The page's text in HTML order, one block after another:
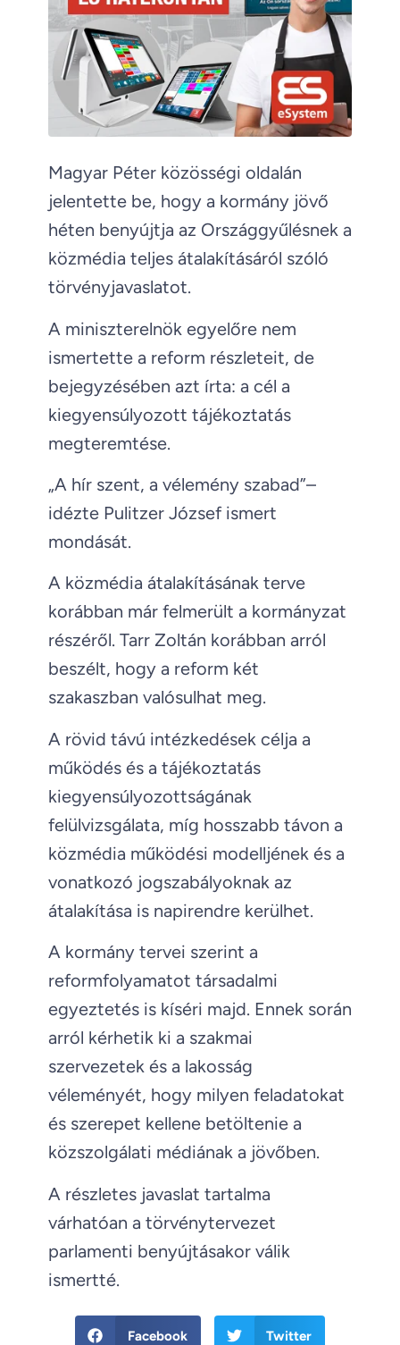
Magyar Péter közösségi oldalán
jelentette be, hogy a kormány jövő
héten benyújtja az Országgyűlésnek a
közmédia teljes átalakításáról szóló
törvényjavaslatot.
A miniszterelnök egyelőre nem
ismertette a reform részleteit, de
bejegyzésében azt írta: a cél a
kiegyensúlyozott tájékoztatás
megteremtése.
„A hír szent, a vélemény szabad”–
idézte Pulitzer József ismert
mondását.
A közmédia átalakításának terve
korábban már felmerült a kormányzat
részéről. Tarr Zoltán korábban arról
beszélt, hogy a reform két
szakaszban valósulhat meg.
A rövid távú intézkedések célja a
működés és a tájékoztatás
kiegyensúlyozottságának
felülvizsgálata, míg hosszabb távon a
közmédia működési modelljének és a
vonatkozó jogszabályoknak az
átalakítása is napirendre kerülhet.
A kormány tervei szerint a
reformfolyamatot társadalmi
egyeztetés is kíséri majd. Ennek során
arról kérhetik ki a szakmai
szervezetek és a lakosság
véleményét, hogy milyen feladatokat
és szerepet kellene betöltenie a
közszolgálati médiának a jövőben.
A részletes javaslat tartalma
várhatóan a törvénytervezet
parlamenti benyújtásakor válik
ismertté.
Facebook Twitter